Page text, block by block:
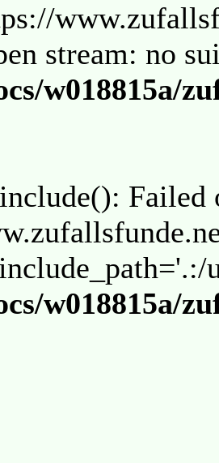
stream: no
w018815a/
Failed
w018815a/